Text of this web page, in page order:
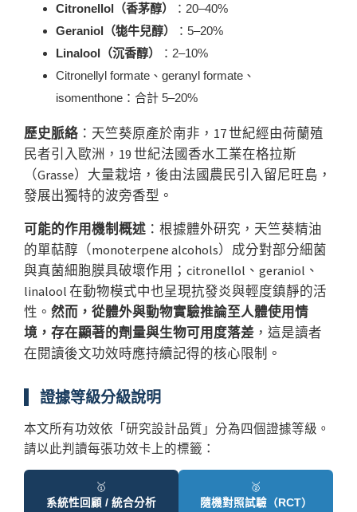
Citronellol（香茅醇）
：20–40%
Geraniol（牻牛兒醇）
：5–20%
Linalool（沉香醇）
：2–10%
Citronellyl formate、geranyl formate、
isomenthone：合計 5–20%
歷史脈絡 ：天竺葵原產於南非，17 世紀經由荷蘭殖
民者引入歐洲，19 世紀法國香水工業在格拉斯
（Grasse）大量栽培，後由法國農民引入留尼旺島，
發展出獨特的波旁香型。
可能的作用機制概述 ：根據體外研究，天竺葵精油
的單萜醇（monoterpene alcohols）成分對部分細菌
與真菌細胞膜具破壞作用；citronellol、geraniol、
linalool 在動物模式中也呈現抗發炎與輕度鎮靜的活
性。 然而，從體外與動物實驗推論至人體使用情
境，存在顯著的劑量與生物可用度落差 ，這是讀者
在閱讀後文功效時應持續記得的核心限制。
證據等級分級說明
本文所有功效依「研究設計品質」分為四個證據等級。
請以此判讀每張功效卡上的標籤：
🥇
系統性回顧 / 統合分析
🥈
隨機對照試驗（RCT）